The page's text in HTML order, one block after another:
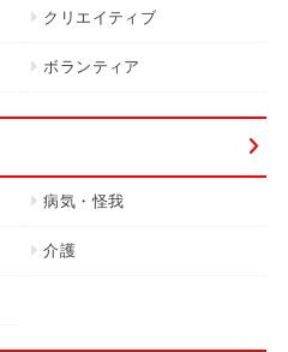
クリエイティブ
ボランティア
病気・怪我
介護